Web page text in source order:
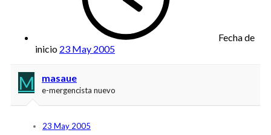
Fecha de
inicio 23 May 2005
M masaue
e-mergencista nuevo
23 May 2005